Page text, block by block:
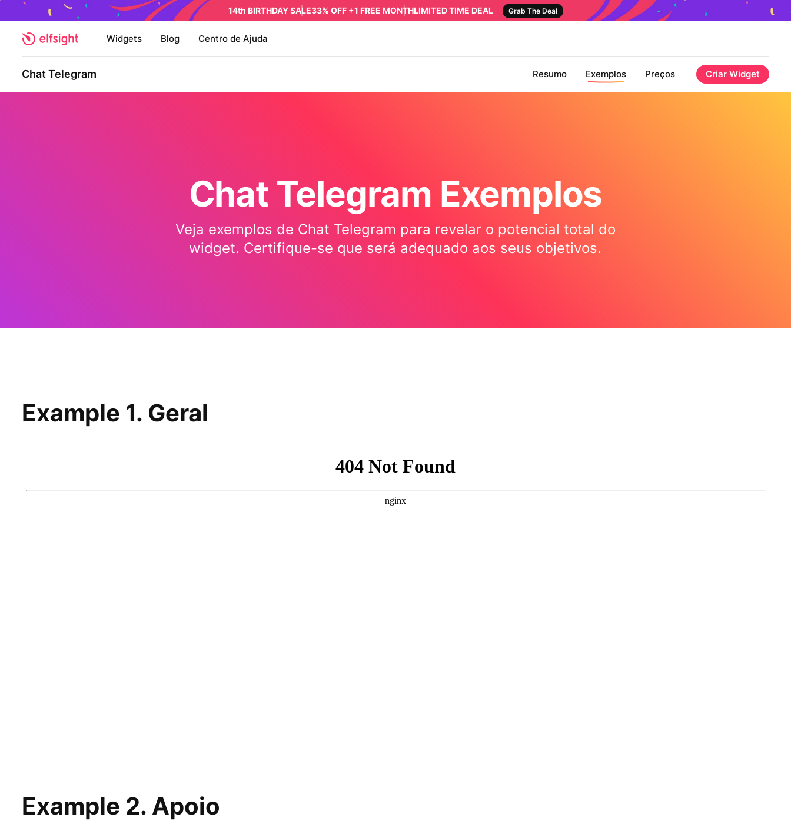
14th BIRTHDAY SALE33% OFF +1 FREE MONTHLIMITED TIME DEAL Grab The Deal
Widgets Blog Centro de Ajuda
Chat Telegram Resumo Exemplos Preços Criar Widget
Chat Telegram Exemplos
Veja exemplos de Chat Telegram para revelar o potencial total do
widget. Certifique-se que será adequado aos seus objetivos.
Example 1. Geral
Example 2. Apoio